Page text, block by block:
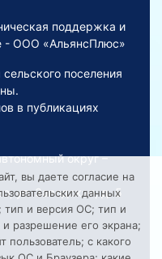
поддержка и
- ООО «АльянсПлюс»
поселения
в публикациях
округ –
ул. Заводская, д. 5
вы даете согласие на
данных
и версия ОС; тип и
и разрешение его экрана;
пользователь; с какого